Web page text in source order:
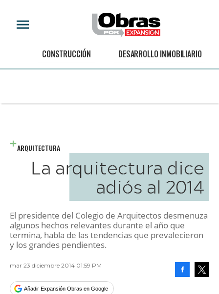
CONSTRUCCIÓN DESARROLLO INMOBILIARIO
ARQUITECTURA
La arquitectura dice
adiós al 2014
El presidente del Colegio de Arquitectos desmenuza
algunos hechos relevantes durante el año que
termina, habla de las tendencias que prevalecieron
y los grandes pendientes.
mar 23 diciembre 2014 01:59 PM
Añadir Expansión Obras en Google